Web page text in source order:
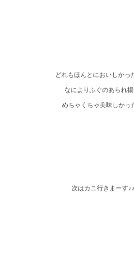
どれもほんとにおいしかっ
なによりふぐのあられ揚
めちゃくちゃ美味しかっ
次はカニ行きまーす